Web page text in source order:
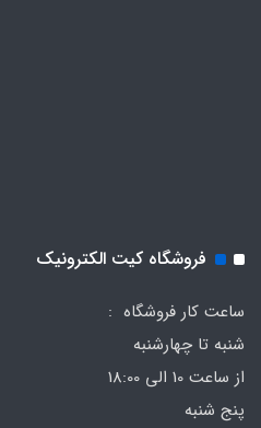
فروشگاه کیت الکترونیک
ساعت کار فروشگاه :
شنبه تا چهارشنبه
از ساعت 10 الی 18:00
پنج شنبه